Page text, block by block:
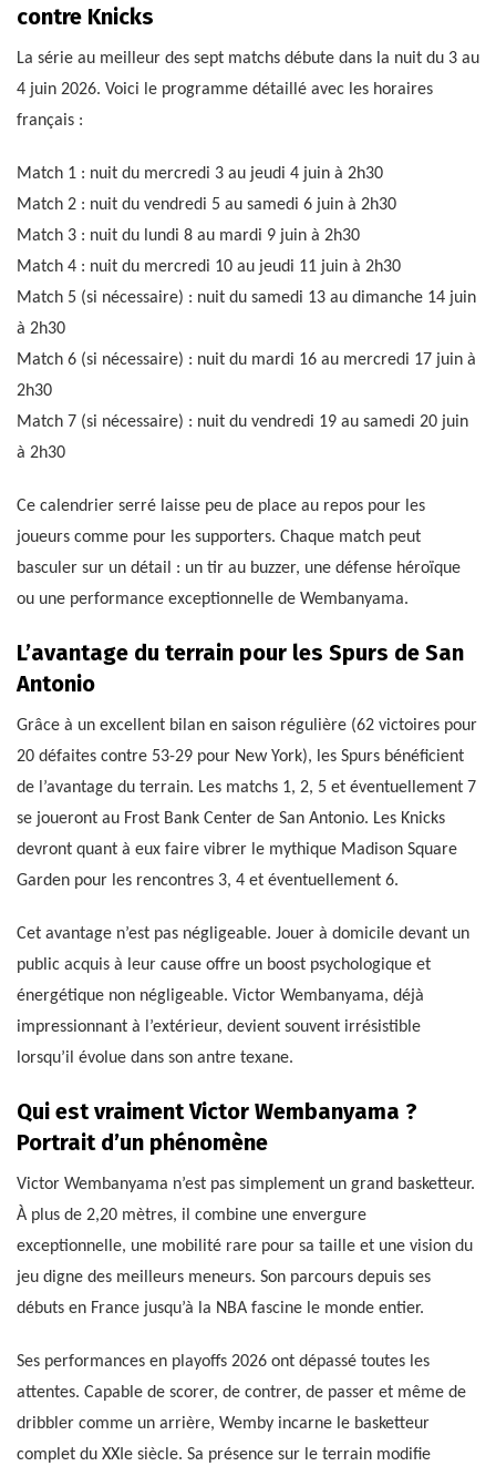
contre Knicks
La série au meilleur des sept matchs débute dans la nuit du 3 au
4 juin 2026. Voici le programme détaillé avec les horaires
français :
Match 1 : nuit du mercredi 3 au jeudi 4 juin à 2h30
Match 2 : nuit du vendredi 5 au samedi 6 juin à 2h30
Match 3 : nuit du lundi 8 au mardi 9 juin à 2h30
Match 4 : nuit du mercredi 10 au jeudi 11 juin à 2h30
Match 5 (si nécessaire) : nuit du samedi 13 au dimanche 14 juin
à 2h30
Match 6 (si nécessaire) : nuit du mardi 16 au mercredi 17 juin à
2h30
Match 7 (si nécessaire) : nuit du vendredi 19 au samedi 20 juin
à 2h30
Ce calendrier serré laisse peu de place au repos pour les
joueurs comme pour les supporters. Chaque match peut
basculer sur un détail : un tir au buzzer, une défense héroïque
ou une performance exceptionnelle de Wembanyama.
L’avantage du terrain pour les Spurs de San
Antonio
Grâce à un excellent bilan en saison régulière (62 victoires pour
20 défaites contre 53-29 pour New York), les Spurs bénéficient
de l’avantage du terrain. Les matchs 1, 2, 5 et éventuellement 7
se joueront au Frost Bank Center de San Antonio. Les Knicks
devront quant à eux faire vibrer le mythique Madison Square
Garden pour les rencontres 3, 4 et éventuellement 6.
Cet avantage n’est pas négligeable. Jouer à domicile devant un
public acquis à leur cause offre un boost psychologique et
énergétique non négligeable. Victor Wembanyama, déjà
impressionnant à l’extérieur, devient souvent irrésistible
lorsqu’il évolue dans son antre texane.
Qui est vraiment Victor Wembanyama ?
Portrait d’un phénomène
Victor Wembanyama n’est pas simplement un grand basketteur.
À plus de 2,20 mètres, il combine une envergure
exceptionnelle, une mobilité rare pour sa taille et une vision du
jeu digne des meilleurs meneurs. Son parcours depuis ses
débuts en France jusqu’à la NBA fascine le monde entier.
Ses performances en playoffs 2026 ont dépassé toutes les
attentes. Capable de scorer, de contrer, de passer et même de
dribbler comme un arrière, Wemby incarne le basketteur
complet du XXIe siècle. Sa présence sur le terrain modifie